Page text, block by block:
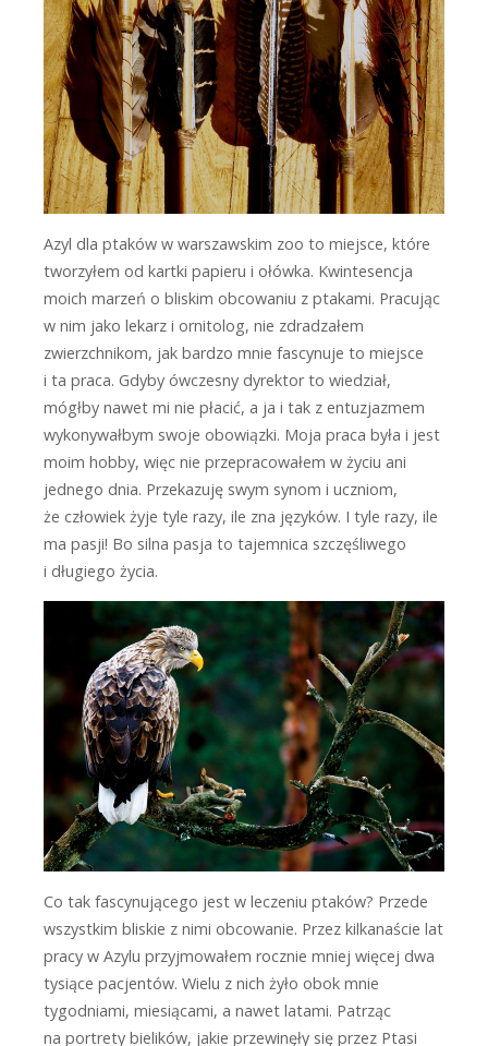
Azyl dla ptaków w warszawskim zoo to miejsce, które
tworzyłem od kartki papieru i ołówka. Kwintesencja
moich marzeń o bliskim obcowaniu z ptakami. Pracując
w nim jako lekarz i ornitolog, nie zdradzałem
zwierzchnikom, jak bardzo mnie fascynuje to miejsce
i ta praca. Gdyby ówczesny dyrektor to wiedział,
mógłby nawet mi nie płacić, a ja i tak z entuzjazmem
wykonywałbym swoje obowiązki. Moja praca była i jest
moim hobby, więc nie przepracowałem w życiu ani
jednego dnia. Przekazuję swym synom i uczniom,
że człowiek żyje tyle razy, ile zna języków. I tyle razy, ile
ma pasji! Bo silna pasja to tajemnica szczęśliwego
i długiego życia.
Co tak fascynującego jest w leczeniu ptaków? Przede
wszystkim bliskie z nimi obcowanie. Przez kilkanaście lat
pracy w Azylu przyjmowałem rocznie mniej więcej dwa
tysiące pacjentów. Wielu z nich żyło obok mnie
tygodniami, miesiącami, a nawet latami. Patrząc
na portrety bielików, jakie przewinęły się przez Ptasi